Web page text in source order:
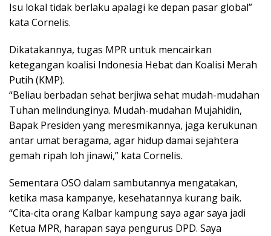
Isu lokal tidak berlaku apalagi ke depan pasar global”
kata Cornelis.
Dikatakannya, tugas MPR untuk mencairkan
ketegangan koalisi Indonesia Hebat dan Koalisi Merah
Putih (KMP).
“Beliau berbadan sehat berjiwa sehat mudah-mudahan
Tuhan melindunginya. Mudah-mudahan Mujahidin,
Bapak Presiden yang meresmikannya, jaga kerukunan
antar umat beragama, agar hidup damai sejahtera
gemah ripah loh jinawi,” kata Cornelis.
Sementara OSO dalam sambutannya mengatakan,
ketika masa kampanye, kesehatannya kurang baik.
“Cita-cita orang Kalbar kampung saya agar saya jadi
Ketua MPR, harapan saya pengurus DPD. Saya